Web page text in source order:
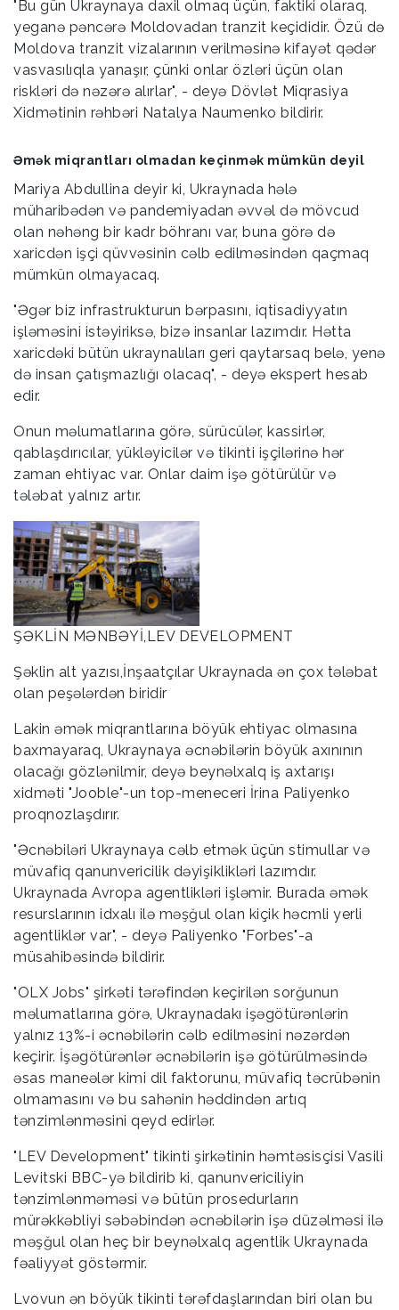
"Bu gün Ukraynaya daxil olmaq üçün, faktiki olaraq,
yeganə pəncərə Moldovadan tranzit keçididir. Özü də
Moldova tranzit vizalarının verilməsinə kifayət qədər
vasvasılıqla yanaşır, çünki onlar özləri üçün olan
riskləri də nəzərə alırlar", - deyə Dövlət Miqrasiya
Xidmətinin rəhbəri Natalya Naumenko bildirir.
Əmək miqrantları olmadan keçinmək mümkün deyil
Mariya Abdullina deyir ki, Ukraynada hələ
müharibədən və pandemiyadan əvvəl də mövcud
olan nəhəng bir kadr böhranı var, buna görə də
xaricdən işçi qüvvəsinin cəlb edilməsindən qaçmaq
mümkün olmayacaq.
"Əgər biz infrastrukturun bərpasını, iqtisadiyyatın
işləməsini istəyiriksə, bizə insanlar lazımdır. Hətta
xaricdəki bütün ukraynalıları geri qaytarsaq belə, yenə
də insan çatışmazlığı olacaq", - deyə ekspert hesab
edir.
Onun məlumatlarına görə, sürücülər, kassirlər,
qablaşdırıcılar, yükləyicilər və tikinti işçilərinə hər
zaman ehtiyac var. Onlar daim işə götürülür və
tələbat yalnız artır.
ŞƏKLİN MƏNBƏYİ,LEV DEVELOPMENT
Şəklin alt yazısı,İnşaatçılar Ukraynada ən çox tələbat
olan peşələrdən biridir
Lakin əmək miqrantlarına böyük ehtiyac olmasına
baxmayaraq, Ukraynaya əcnəbilərin böyük axınının
olacağı gözlənilmir, deyə beynəlxalq iş axtarışı
xidməti "Jooble"-un top-meneceri İrina Paliyenko
proqnozlaşdırır.
"Əcnəbiləri Ukraynaya cəlb etmək üçün stimullar və
müvafiq qanunvericilik dəyişiklikləri lazımdır.
Ukraynada Avropa agentlikləri işləmir. Burada əmək
resurslarının idxalı ilə məşğul olan kiçik həcmli yerli
agentliklər var", - deyə Paliyenko "Forbes"-a
müsahibəsində bildirir.
"OLX Jobs" şirkəti tərəfindən keçirilən sorğunun
məlumatlarına görə, Ukraynadakı işəgötürənlərin
yalnız 13%-i əcnəbilərin cəlb edilməsini nəzərdən
keçirir. İşəgötürənlər əcnəbilərin işə götürülməsində
əsas maneələr kimi dil faktorunu, müvafiq təcrübənin
olmamasını və bu sahənin həddindən artıq
tənzimlənməsini qeyd edirlər.
"LEV Development" tikinti şirkətinin həmtəsisçisi Vasili
Levitski BBC-yə bildirib ki, qanunvericiliyin
tənzimlənməməsi və bütün prosedurların
mürəkkəbliyi səbəbindən əcnəbilərin işə düzəlməsi ilə
məşğul olan heç bir beynəlxalq agentlik Ukraynada
fəaliyyət göstərmir.
Lvovun ən böyük tikinti tərəfdaşlarından biri olan bu